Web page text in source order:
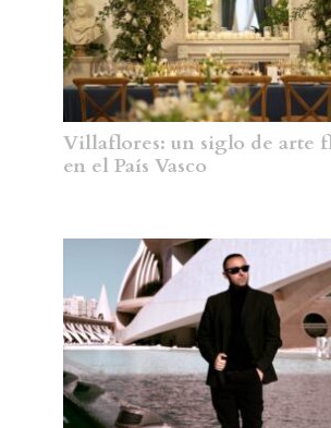
Villaflores: un siglo de arte
en el País Vasco